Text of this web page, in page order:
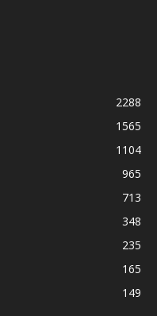
2288
1565
1104
965
713
348
235
165
149